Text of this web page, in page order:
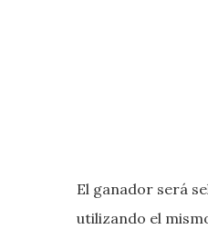
El ganador será
utilizando el